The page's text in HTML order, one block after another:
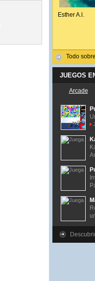
Esther A.l.
Todo
JUEGOS
Arcade